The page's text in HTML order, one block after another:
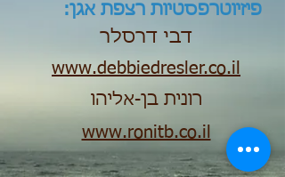
פיזיוטרפסטיות רצפת אגן:
דבי דרסלר
www.debbiedresler.co.il
רונית בן-אליהו
www.ronitb.co.il